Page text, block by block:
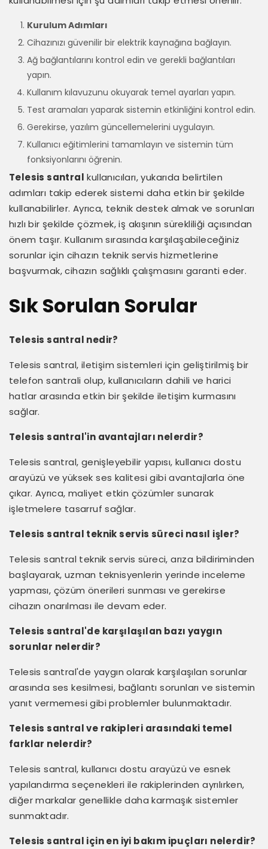
Kurulum Adımları
Cihazınızı güvenilir bir elektrik kaynağına bağlayın.
Ağ bağlantılarını kontrol edin ve gerekli bağlantıları
yapın.
Kullanım kılavuzunu okuyarak temel ayarları yapın.
Test aramaları yaparak sistemin etkinliğini kontrol edin.
Gerekirse, yazılım güncellemelerini uygulayın.
Kullanıcı eğitimlerini tamamlayın ve sistemin tüm
fonksiyonlarını öğrenin.
Telesis santral kullanıcıları, yukarıda belirtilen
adımları takip ederek sistemi daha etkin bir şekilde
kullanabilirler. Ayrıca, teknik destek almak ve sorunları
hızlı bir şekilde çözmek, iş akışının sürekliliği açısından
önem taşır. Kullanım sırasında karşılaşabileceğiniz
sorunlar için cihazın teknik servis hizmetlerine
başvurmak, cihazın sağlıklı çalışmasını garanti eder.
Sık Sorulan Sorular
Telesis santral nedir?
Telesis santral, iletişim sistemleri için geliştirilmiş bir
telefon santrali olup, kullanıcıların dahili ve harici
hatlar arasında etkin bir şekilde iletişim kurmasını
sağlar.
Telesis santral'in avantajları nelerdir?
Telesis santral, genişleyebilir yapısı, kullanıcı dostu
arayüzü ve yüksek ses kalitesi gibi avantajlarla öne
çıkar. Ayrıca, maliyet etkin çözümler sunarak
işletmelere tasarruf sağlar.
Telesis santral teknik servis süreci nasıl işler?
Telesis santral teknik servis süreci, arıza bildiriminden
başlayarak, uzman teknisyenlerin yerinde inceleme
yapması, çözüm önerileri sunması ve gerekirse
cihazın onarılması ile devam eder.
Telesis santral'de karşılaşılan bazı yaygın
sorunlar nelerdir?
Telesis santral'de yaygın olarak karşılaşılan sorunlar
arasında ses kesilmesi, bağlantı sorunları ve sistemin
yanıt vermemesi gibi problemler bulunmaktadır.
Telesis santral ve rakipleri arasındaki temel
farklar nelerdir?
Telesis santral, kullanıcı dostu arayüzü ve esnek
yapılandırma seçenekleri ile rakiplerinden ayrılırken,
diğer markalar genellikle daha karmaşık sistemler
sunmaktadır.
Telesis santral için en iyi bakım ipuçları nelerdir?